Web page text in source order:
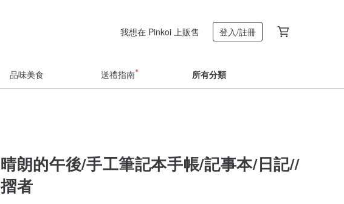
我想在 Pinkoi 上販售 登入/註冊
品味美食 送禮指南 所有分類
晴朗的午後/手工筆記本手帳/記事本/日記//
摺者